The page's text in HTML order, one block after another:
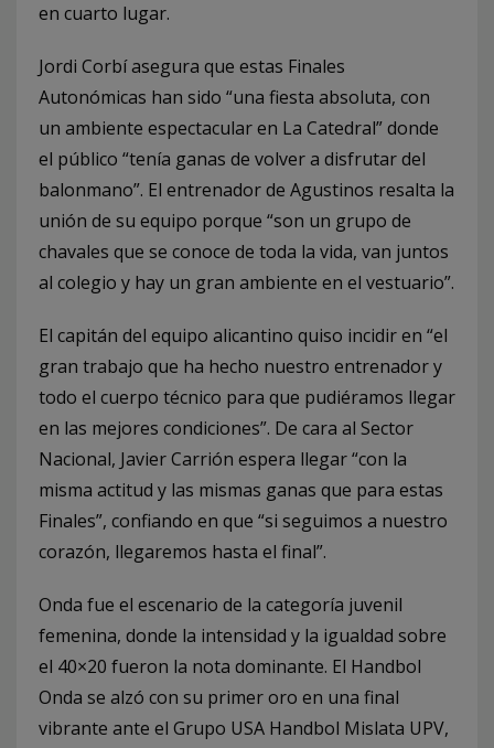
en cuarto lugar.
Jordi Corbí asegura que estas Finales
Autonómicas han sido “una fiesta absoluta, con
un ambiente espectacular en La Catedral” donde
el público “tenía ganas de volver a disfrutar del
balonmano”. El entrenador de Agustinos resalta la
unión de su equipo porque “son un grupo de
chavales que se conoce de toda la vida, van juntos
al colegio y hay un gran ambiente en el vestuario”.
El capitán del equipo alicantino quiso incidir en “el
gran trabajo que ha hecho nuestro entrenador y
todo el cuerpo técnico para que pudiéramos llegar
en las mejores condiciones”. De cara al Sector
Nacional, Javier Carrión espera llegar “con la
misma actitud y las mismas ganas que para estas
Finales”, confiando en que “si seguimos a nuestro
corazón, llegaremos hasta el final”.
Onda fue el escenario de la categoría juvenil
femenina, donde la intensidad y la igualdad sobre
el 40×20 fueron la nota dominante. El Handbol
Onda se alzó con su primer oro en una final
vibrante ante el Grupo USA Handbol Mislata UPV,